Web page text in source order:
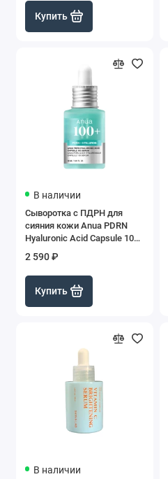
Купить
В наличии
Сыворотка с ПДРН для
сияния кожи Anua PDRN
Hyaluronic Acid Capsule 100
2 590 ₽
Купить
В наличии